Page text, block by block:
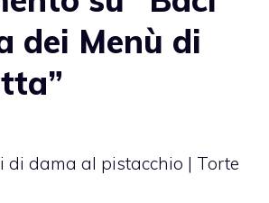
dei Menù di
di dama al pistacchio | Torte